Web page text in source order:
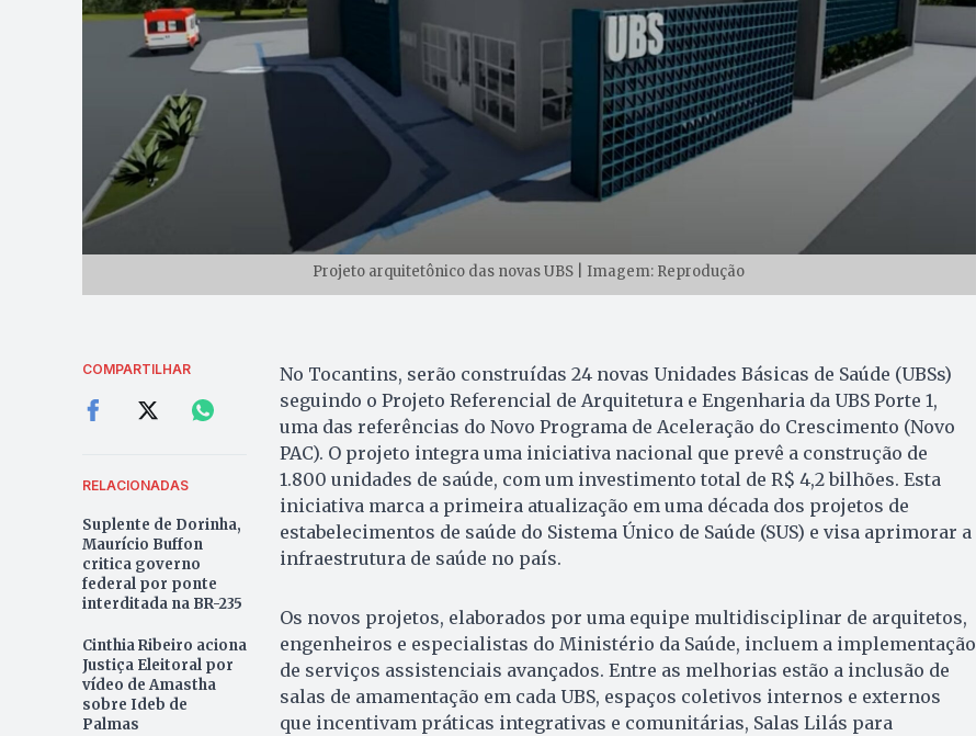
Projeto arquitetônico das novas UBS | Imagem: Reprodução
COMPARTILHAR
RELACIONADAS
Suplente de Dorinha,
Maurício Buffon
critica governo
federal por ponte
interditada na BR-235
Cinthia Ribeiro aciona
Justiça Eleitoral por
vídeo de Amastha
sobre Ideb de
Palmas
No Tocantins, serão construídas 24 novas Unidades Básicas de Saúde (UBSs)
seguindo o Projeto Referencial de Arquitetura e Engenharia da UBS Porte 1,
uma das referências do Novo Programa de Aceleração do Crescimento (Novo
PAC). O projeto integra uma iniciativa nacional que prevê a construção de
1.800 unidades de saúde, com um investimento total de R$ 4,2 bilhões. Esta
iniciativa marca a primeira atualização em uma década dos projetos de
estabelecimentos de saúde do Sistema Único de Saúde (SUS) e visa aprimorar a
infraestrutura de saúde no país.
Os novos projetos, elaborados por uma equipe multidisciplinar de arquitetos,
engenheiros e especialistas do Ministério da Saúde, incluem a implementação
de serviços assistenciais avançados. Entre as melhorias estão a inclusão de
salas de amamentação em cada UBS, espaços coletivos internos e externos
que incentivam práticas integrativas e comunitárias, Salas Lilás para